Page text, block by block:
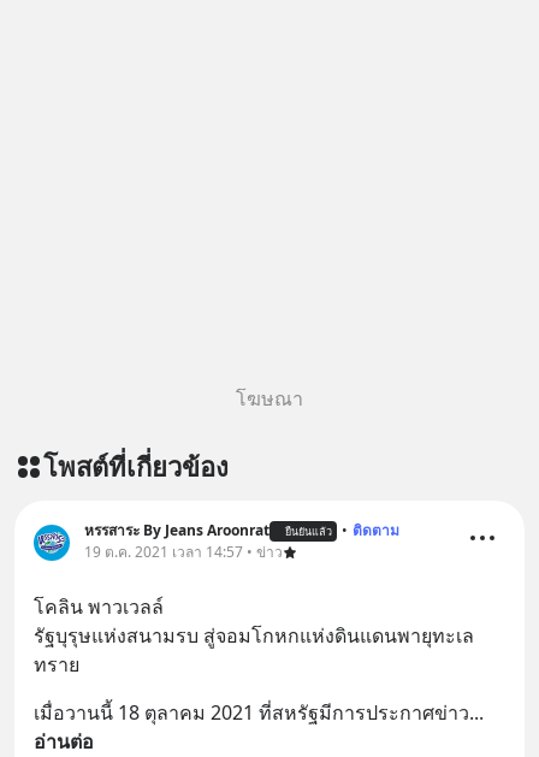
โฆษณา
โพสต์ที่เกี่ยวข้อง
หรรสาระ By Jeans Aroonrat ยืนยันแล้ว • ติดตาม
19 ต.ค. 2021 เวลา 14:57 • ข่าว
โคลิน พาวเวลล์
รัฐบุรุษแห่งสนามรบ สู่จอมโกหกแห่งดินแดนพายุทะเล
ทราย
เมื่อวานนี้ 18 ตุลาคม 2021 ที่สหรัฐมีการประกาศข่าว
อ่านต่อ